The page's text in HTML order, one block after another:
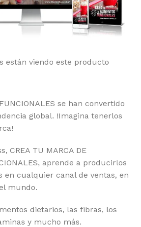
están viendo este producto
se han convertido
global. !Imagina tenerlos
CREA TU MARCA DE
aprende a producirlos
en cualquier canal de ventas, en
mundo.
dietarios, las fibras, los
y mucho más.